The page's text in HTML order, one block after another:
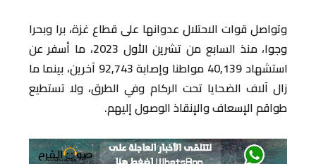
وتواصل قوات الاحتلال عدوانها على قطاع غزة، برا وبحرا
وجوا، منذ السابع من تشرين الأول 2023، ما أسفر عن
استشهاد 40,139 مواطنا وإصابة 92,743 آخرين، بينما ما
زال آلاف الضحايا تحت الركام وفي الطرق، ولا تستطيع
طواقم الإسعاف والإنقاذ الوصول إليهم.